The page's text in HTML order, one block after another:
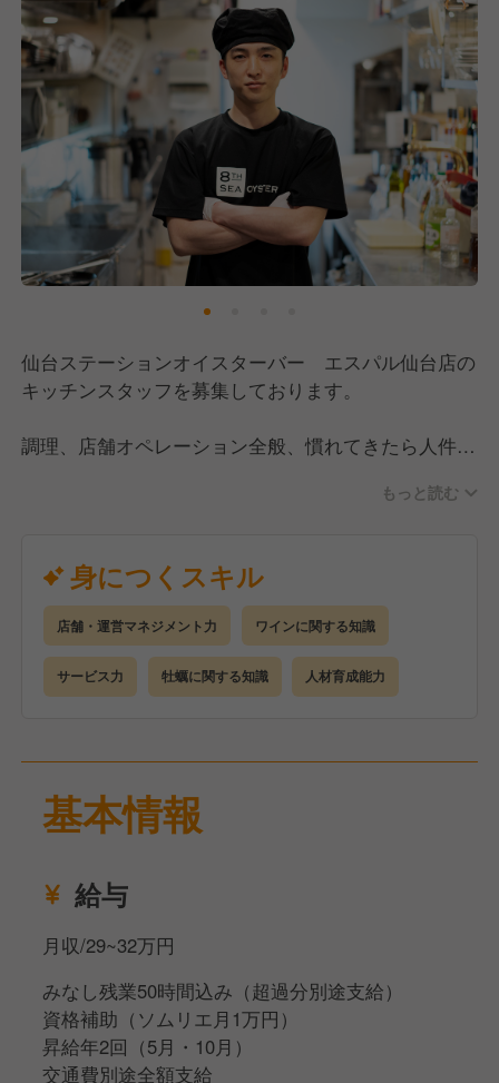
■研修について
新しく入社した社員に関しては牡蠣勉強会、ワイン勉
強会、数値管理の勉強会を開催。
また飲食店舗で必要なマネジメント、サービスなどの
研修を月1回以上開催しております。
スタッフ向けのワイン勉強会や試飲会の定期開催や上
半期にはソムリエ資格取得を目指した勉強会などを開
催しています。
■お客さんからの感謝の気持ちをダイレクトに。
オープンキッチンのため、キッチンスタッフもお客さ
んと気さくにコミュニケーションを取っています。自
分の作った料理をお客さんが美味しそうに食べている
場面を直接見れたり、実際に“美味しかったよ”とキッ
チンへも声を掛けてもらえたり。
“目の前のお客さんから直接感謝の言葉をいただけ
る”ので働く楽しさ、やりがいを感じやすいんです♪
現場業務が多すぎるとスタッフの負担となり、残業が
多く発生してまったり
スタッフ教育やマネジメント・数値管理など、本来優
先すべき業務が疎かになったりと逆効果。当社で
は“動画によるマニュアルやオペレーション整備”もさ
仙台ステーションオイスターバー エスパル仙台店の
キッチンスタッフを募集しております。
調理、店舗オペレーション全般、慣れてきたら人件
仙台駅改札すぐの立地で、通勤も便利です！
もっと読む
身につくスキル
店舗・運営マネジメント力 ワインに関する知識
サービス力 牡蠣に関する知識 人材育成能力
基本情報
給与
月収/29~32万円
みなし残業50時間込み（超過分別途支給）
資格補助（ソムリエ月1万円）
昇給年2回（5月・10月）
交通費別途全額支給